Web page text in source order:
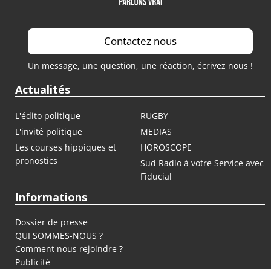
Contactez nous
Un message, une question, une réaction, écrivez nous !
Actualités
L'édito politique
RUGBY
L'invité politique
MEDIAS
Les courses hippiques et
pronostics
HOROSCOPE
Sud Radio à votre Service avec
Fiducial
Informations
Dossier de presse
QUI SOMMES-NOUS ?
Comment nous rejoindre ?
Publicité